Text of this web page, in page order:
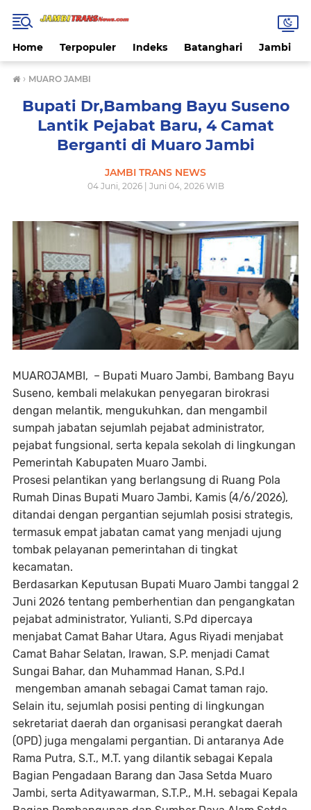
Home Terpopuler Indeks Batanghari Jambi
› MUARO JAMBI
Bupati Dr,Bambang Bayu Suseno
Lantik Pejabat Baru, 4 Camat
Berganti di Muaro Jambi
JAMBI TRANS NEWS
04 Juni, 2026 | Juni 04, 2026 WIB
MUAROJAMBI, – Bupati Muaro Jambi, Bambang Bayu
Suseno, kembali melakukan penyegaran birokrasi
dengan melantik, mengukuhkan, dan mengambil
sumpah jabatan sejumlah pejabat administrator,
pejabat fungsional, serta kepala sekolah di lingkungan
Pemerintah Kabupaten Muaro Jambi.
Prosesi pelantikan yang berlangsung di Ruang Pola
Rumah Dinas Bupati Muaro Jambi, Kamis (4/6/2026),
ditandai dengan pergantian sejumlah posisi strategis,
termasuk empat jabatan camat yang menjadi ujung
tombak pelayanan pemerintahan di tingkat
kecamatan.
Berdasarkan Keputusan Bupati Muaro Jambi tanggal 2
Juni 2026 tentang pemberhentian dan pengangkatan
pejabat administrator, Yulianti, S.Pd dipercaya
menjabat Camat Bahar Utara, Agus Riyadi menjabat
Camat Bahar Selatan, Irawan, S.P. menjadi Camat
Sungai Bahar, dan Muhammad Hanan, S.Pd.I
mengemban amanah sebagai Camat taman rajo.
Selain itu, sejumlah posisi penting di lingkungan
sekretariat daerah dan organisasi perangkat daerah
(OPD) juga mengalami pergantian. Di antaranya Ade
Rama Putra, S.T., M.T. yang dilantik sebagai Kepala
Bagian Pengadaan Barang dan Jasa Setda Muaro
Jambi, serta Adityawarman, S.T.P., M.H. sebagai Kepala